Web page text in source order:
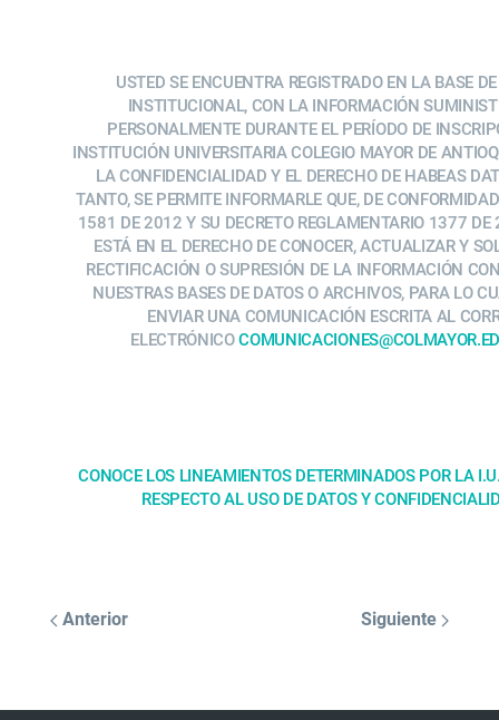
USTED SE ENCUENTRA REGISTRADO EN LA BASE
INSTITUCIONAL, CON LA INFORMACIÓN
PERSONALMENTE DURANTE EL PERÍODO DE
INSTITUCIÓN UNIVERSITARIA COLEGIO MAYOR DE
LA CONFIDENCIALIDAD Y EL DERECHO DE HABEAS
TANTO, SE PERMITE INFORMARLE QUE, DE
1581 DE 2012 Y SU DECRETO REGLAMENTARIO 1377 DE
ESTÁ EN EL DERECHO DE CONOCER, ACTUALIZAR Y
RECTIFICACIÓN O SUPRESIÓN DE LA INFORMACIÓN
NUESTRAS BASES DE DATOS O ARCHIVOS, PARA LO
ENVIAR UNA COMUNICACIÓN ESCRITA AL
ELECTRÓNICO
CONOCE LOS LINEAMIENTOS DETERMINADOS POR LA
RESPECTO AL USO DE DATOS Y
Anterior Siguiente